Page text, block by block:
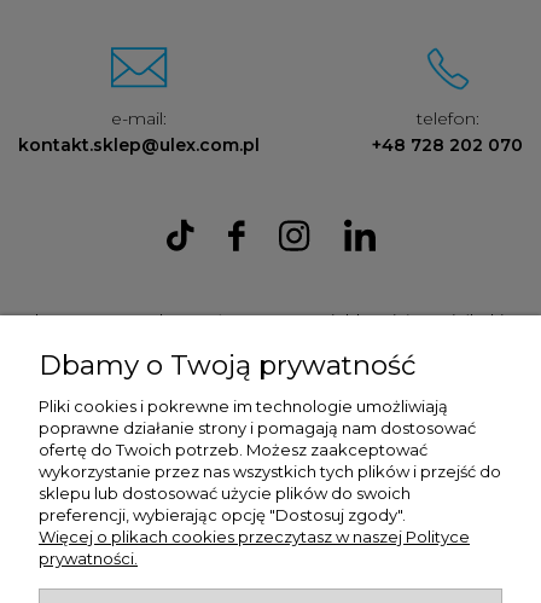
e-mail:
kontakt.sklep@ulex.com.pl
telefon:
+48 728 202 070
Ulex Sp. z O.O. , ul. T.T. Jeża 15, 43-300 Bielsko Biała, woj. śląskie,
9372470787
Dbamy o Twoją prywatność
Pliki cookies i pokrewne im technologie umożliwiają
poprawne działanie strony i pomagają nam dostosować
ofertę do Twoich potrzeb. Możesz zaakceptować
wykorzystanie przez nas wszystkich tych plików i przejść do
sklepu lub dostosować użycie plików do swoich
preferencji, wybierając opcję "Dostosuj zgody".
Więcej o plikach cookies przeczytasz w naszej Polityce
prywatności.